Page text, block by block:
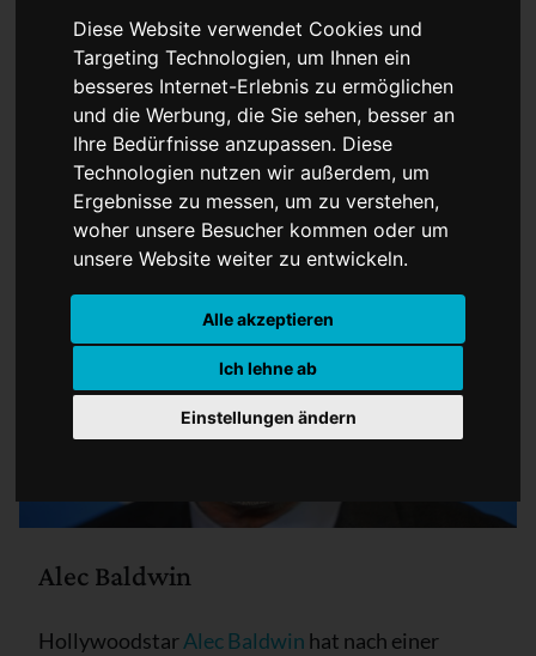
Diese Website verwendet Cookies und
Targeting Technologien, um Ihnen ein
besseres Internet-Erlebnis zu ermöglichen
und die Werbung, die Sie sehen, besser an
Ihre Bedürfnisse anzupassen. Diese
Technologien nutzen wir außerdem, um
Ergebnisse zu messen, um zu verstehen,
woher unsere Besucher kommen oder um
unsere Website weiter zu entwickeln.
Alle akzeptieren
Ich lehne ab
Einstellungen ändern
Alec Baldwin vor Gericht
Alec Baldwin
HollywoodstarAlec Baldwin hat nach einer